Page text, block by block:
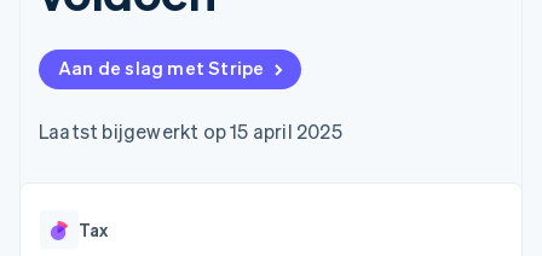
Toegang tot meer
Terminal
Fysieke betalingen
Authorization
Optimaliseer de
Link
Financial
Marktplaatsen
Platforms
SaaS
Per branche
bieden
Betaalkaarten uitgeven
worden gedekt
Diensten voorzien en
Bedrijf
Productroadmap
Jaarlijks congres
Vacatures
Stripe Newsroom
Aan de slag met Stripe
Laatst bijgewerkt op 15 april 2025
Tax